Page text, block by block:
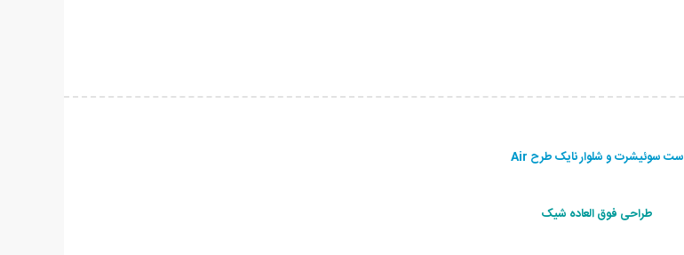
ست سوئیشرت و شلوار نایک طرح Air
طراحی فوق العاده شیک